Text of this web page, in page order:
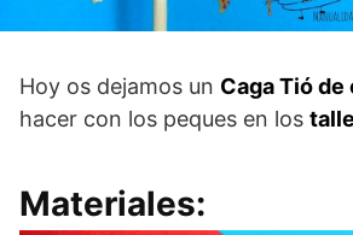
Hoy os dejamos un Caga Tió
hacer con los peques en los
Materiales: